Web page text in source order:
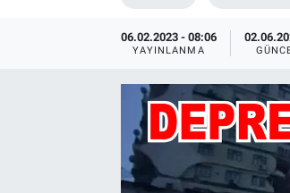
06.02.2023 - 08:06
YAYINLANMA